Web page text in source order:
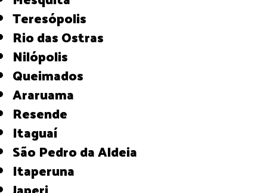
Teresópolis
Rio das Ostras
Nilópolis
Queimados
Araruama
Resende
Itaguaí
São Pedro da Aldeia
Itaperuna